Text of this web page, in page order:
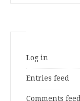
Log in
Entries feed
Comments feed